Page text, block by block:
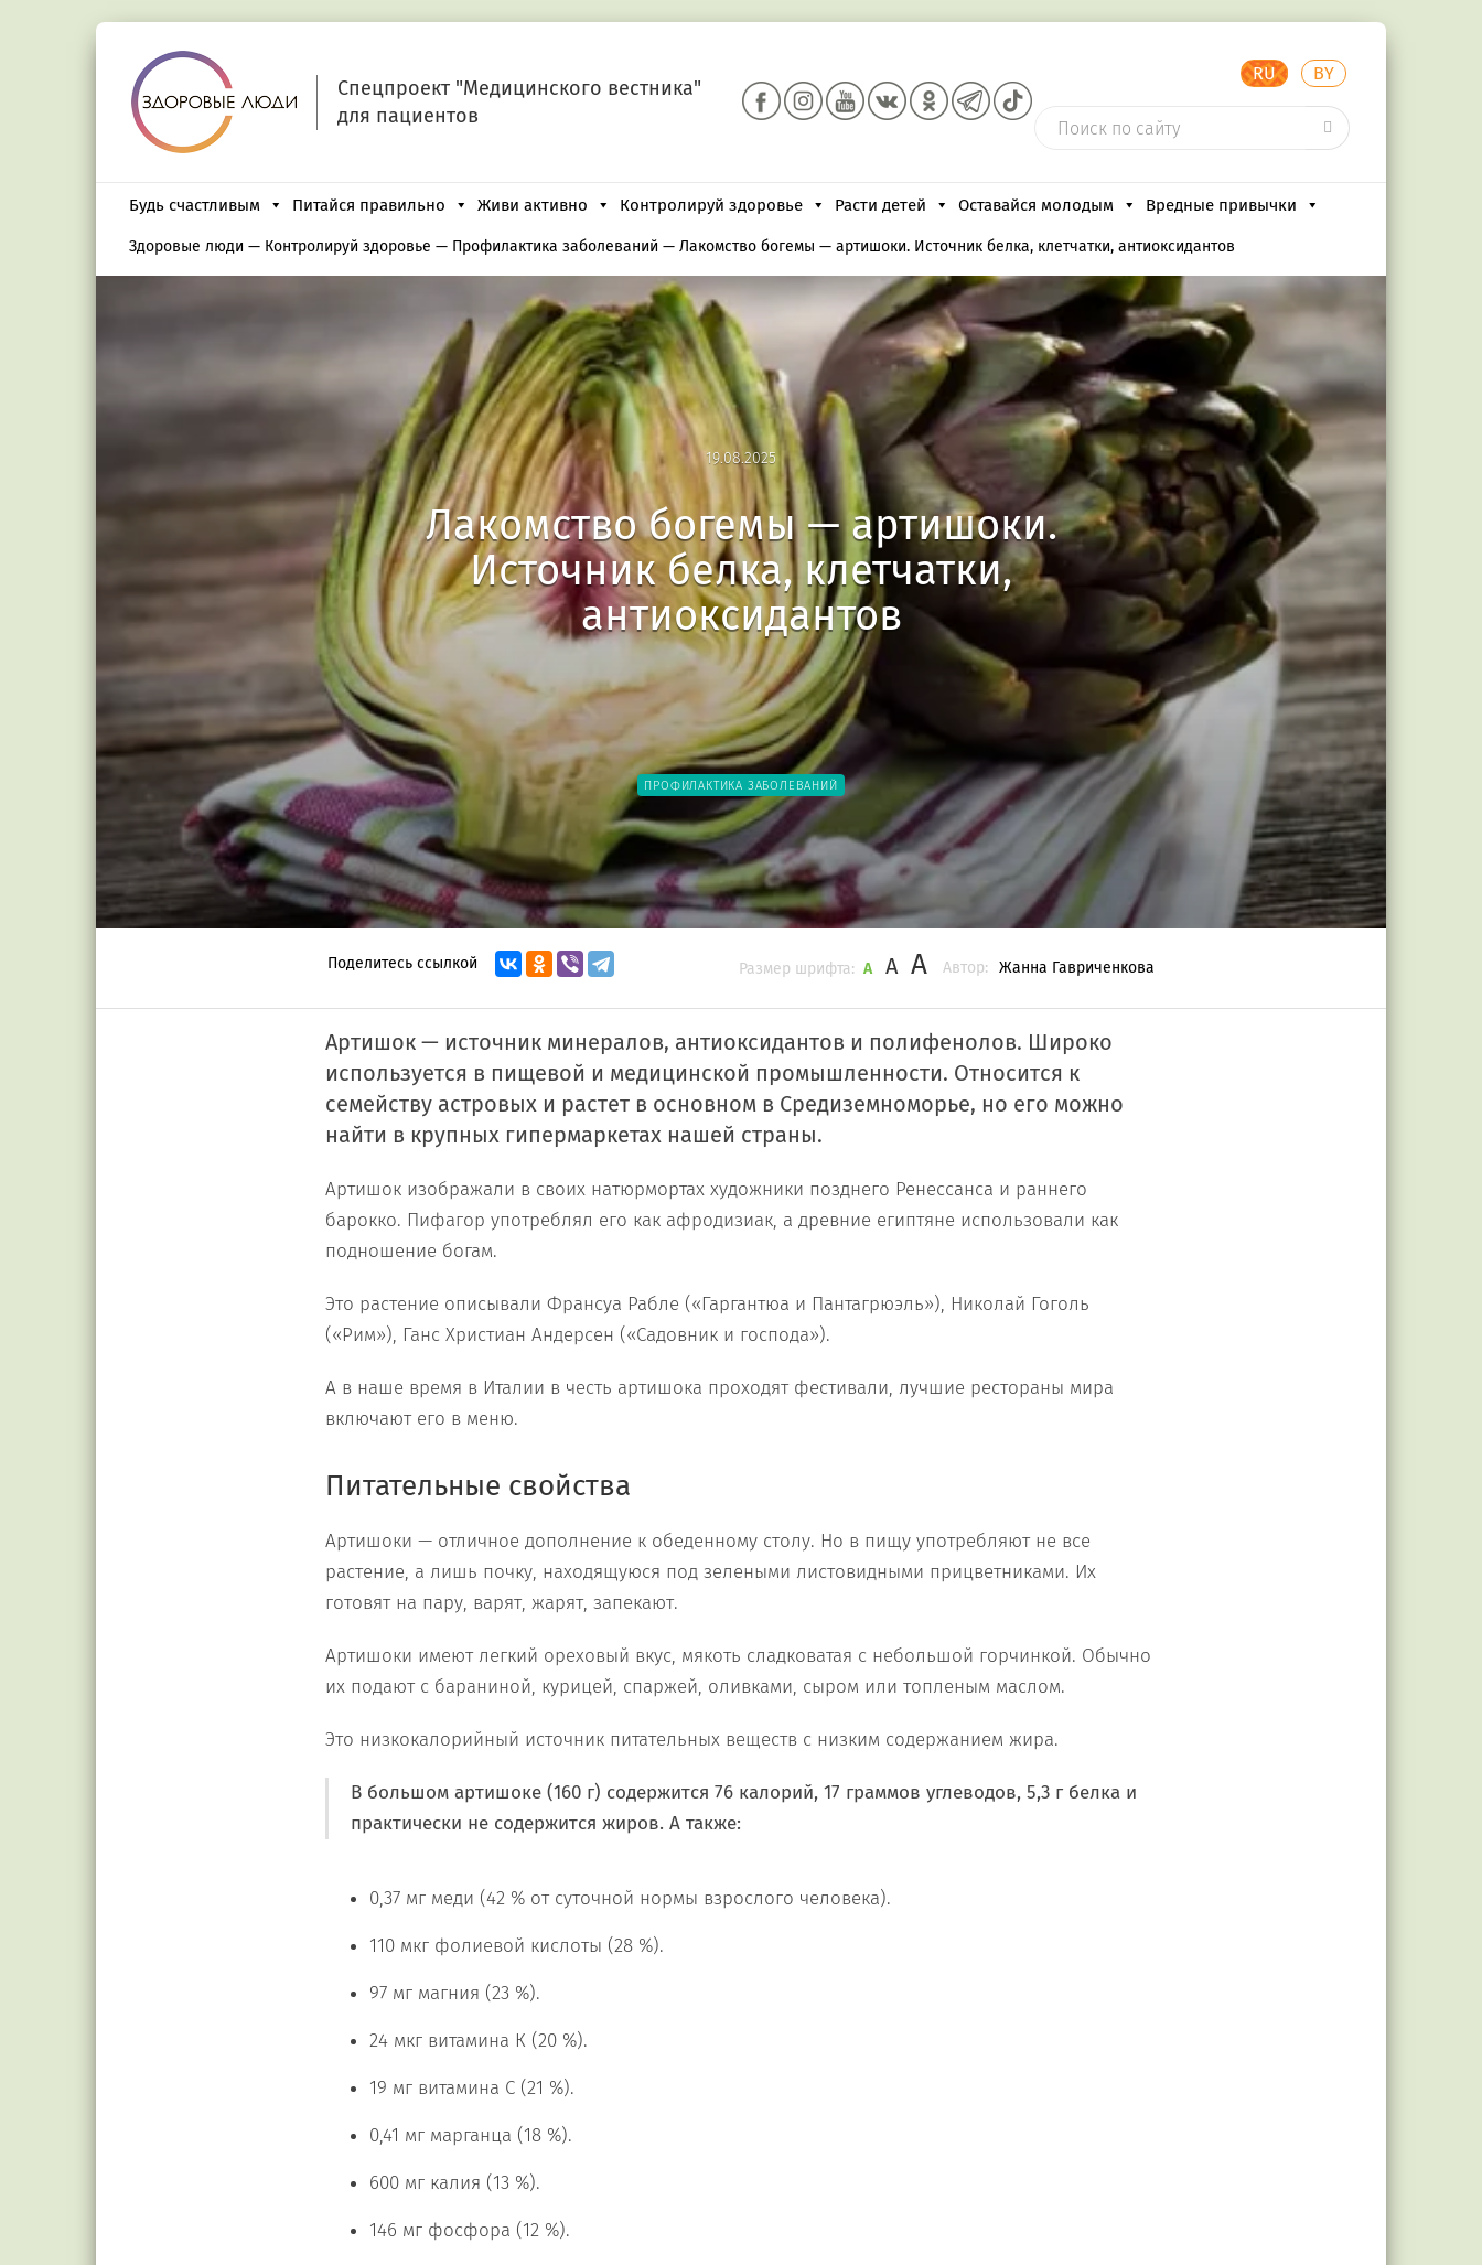
Спецпроект "Медицинского вестника"
для пациентов
RU BY
Будь счастливым Питайся правильно Живи активно Контролируй здоровье Расти детей Оставайся молодым Вредные привычки
Здоровые люди — Контролируй здоровье — Профилактика заболеваний — Лакомство богемы — артишоки. Источник белка, клетчатки, антиоксидантов
19.08.2025
19.08.2025
Лакомство богемы — артишоки.
Источник белка, клетчатки,
антиоксидантов
ПРОФИЛАКТИКА ЗАБОЛЕВАНИЙ
Поделитесь ссылкой Автор: Жанна Гавриченкова
Размер шрифта: A A A
Артишок — источник минералов, антиоксидантов и полифенолов. Широко
используется в пищевой и медицинской промышленности. Относится к
семейству астровых и растет в основном в Средиземноморье, но его можно
найти в крупных гипермаркетах нашей страны.
Артишок изображали в своих натюрмортах художники позднего Ренессанса и раннего
барокко. Пифагор употреблял его как афродизиак, а древние египтяне использовали как
подношение богам.
Это растение описывали Франсуа Рабле («Гаргантюа и Пантагрюэль»), Николай Гоголь
(«Рим»), Ганс Христиан Андерсен («Садовник и господа»).
А в наше время в Италии в честь артишока проходят фестивали, лучшие рестораны мира
включают его в меню.
Питательные свойства
Артишоки — отличное дополнение к обеденному столу. Но в пищу употребляют не все
растение, а лишь почку, находящуюся под зелеными листовидными прицветниками. Их
готовят на пару, варят, жарят, запекают.
Артишоки имеют легкий ореховый вкус, мякоть сладковатая с небольшой горчинкой. Обычно
их подают с бараниной, курицей, спаржей, оливками, сыром или топленым маслом.
Это низкокалорийный источник питательных веществ с низким содержанием жира.
В большом артишоке (160 г) содержится 76 калорий, 17 граммов углеводов, 5,3 г белка и
практически не содержится жиров. А также:
0,37 мг меди (42 % от суточной нормы взрослого человека).
110 мкг фолиевой кислоты (28 %).
97 мг магния (23 %).
24 мкг витамина К (20 %).
19 мг витамина С (21 %).
0,41 мг марганца (18 %).
600 мг калия (13 %).
146 мг фосфора (12 %).